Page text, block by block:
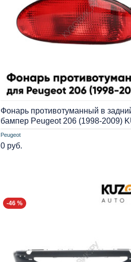
Peugeot
Фонарь противотуманный в
бампер Peugeot 206 (1998-2009)
0 руб.
-46 %